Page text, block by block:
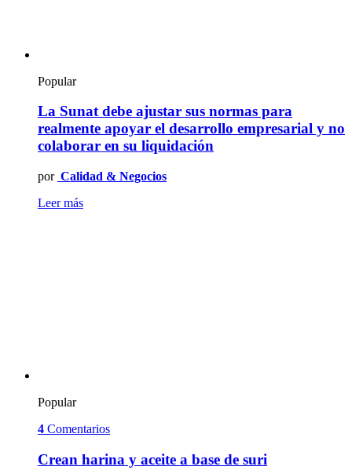
Popular
La Sunat debe ajustar sus normas para
realmente apoyar el desarrollo empresarial y no
colaborar en su liquidación
por Calidad & Negocios
Leer más
Popular
4 Comentarios
Crean harina y aceite a base de suri